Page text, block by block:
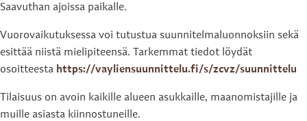
Saavuthan ajoissa paikalle.
Vuorovaikutuksessa voi tutustua suunnitelmaluonnoksiin sekä
esittää niistä mielipiteensä. Tarkemmat tiedot löydät
osoitteesta https://vayliensuunnittelu.fi/s/zcvz/suunnittelu
Tilaisuus on avoin kaikille alueen asukkaille, maanomistajille ja
muille asiasta kiinnostuneille.